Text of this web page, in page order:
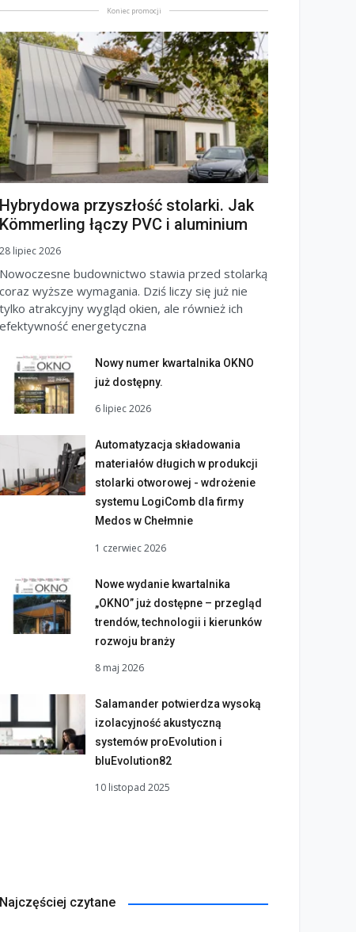
Koniec promocji
Hybrydowa przyszłość stolarki. Jak
Kömmerling łączy PVC i aluminium
28 lipiec 2026
Nowoczesne budownictwo stawia przed stolarką
coraz wyższe wymagania. Dziś liczy się już nie
tylko atrakcyjny wygląd okien, ale również ich
efektywność energetyczna
Nowy numer kwartalnika OKNO
już dostępny.
6 lipiec 2026
Automatyzacja składowania
materiałów długich w produkcji
stolarki otworowej - wdrożenie
systemu LogiComb dla firmy
Medos w Chełmnie
1 czerwiec 2026
Nowe wydanie kwartalnika
„OKNO” już dostępne – przegląd
trendów, technologii i kierunków
rozwoju branży
8 maj 2026
Salamander potwierdza wysoką
izolacyjność akustyczną
systemów proEvolution i
bluEvolution82
10 listopad 2025
Najczęściej czytane